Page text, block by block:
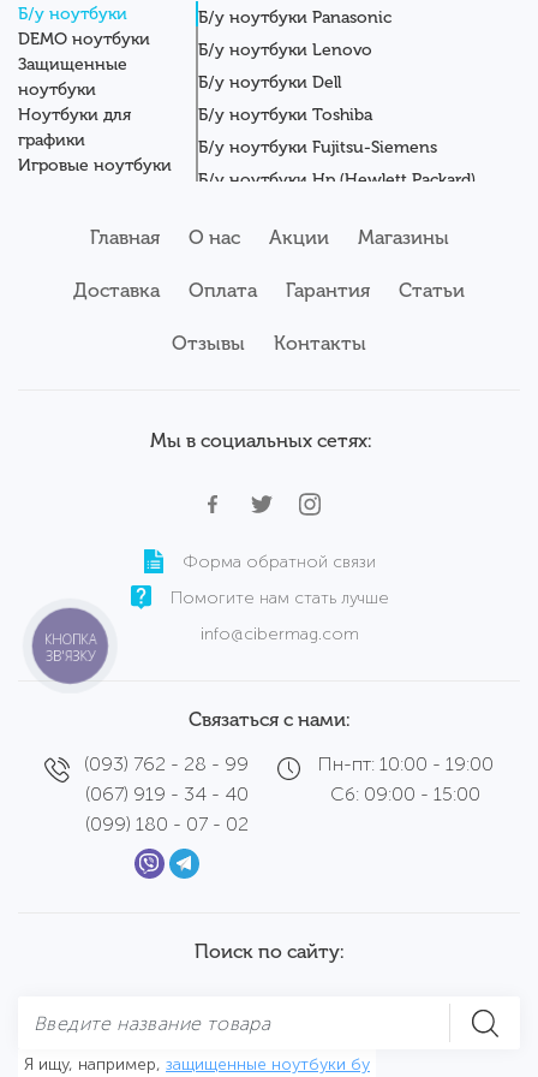
Б/у ноутбуки
DEMO ноутбуки
Защищенные
ноутбуки
Ноутбуки для
графики
Игровые ноутбуки
Мониторы
Серверы
Б/у ноутбуки Panasonic
Б/у ноутбуки Lenovo
Б/у ноутбуки Dell
Б/у ноутбуки Toshiba
Б/у ноутбуки Fujitsu-Siemens
Б/у ноутбуки Hp (Hewlett Packard)
Б/у ноутбуки Asus
Б/у ноутбуки Samsung
Главная О нас Акции Магазины
Доставка Оплата Гарантия Статьи
Отзывы Контакты
Мы в социальных сетях:
Форма обратной связи
Помогите нам стать лучше
info@cibermag.com
Связаться с нами:
(093) 762 - 28 - 99
(067) 919 - 34 - 40
(099) 180 - 07 - 02
Пн-пт: 10:00 - 19:00
Сб: 09:00 - 15:00
Поиск по сайту:
Я ищу, например, защищенные ноутбуки бу
КНОПКА
ЗВ'ЯЗКУ